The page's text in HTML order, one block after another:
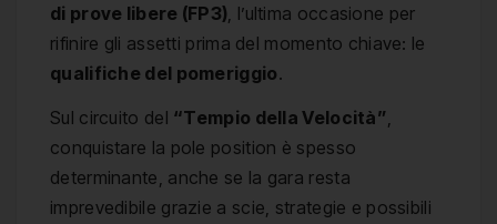
di prove libere (FP3) , l’ultima occasione per
rifinire gli assetti prima del momento chiave: le
qualifiche del pomeriggio.
Sul circuito del “Tempio della Velocità”
conquistare la pole position è spesso
determinante, anche se la gara resta
imprevedibile grazie a scie, strategie e possibili